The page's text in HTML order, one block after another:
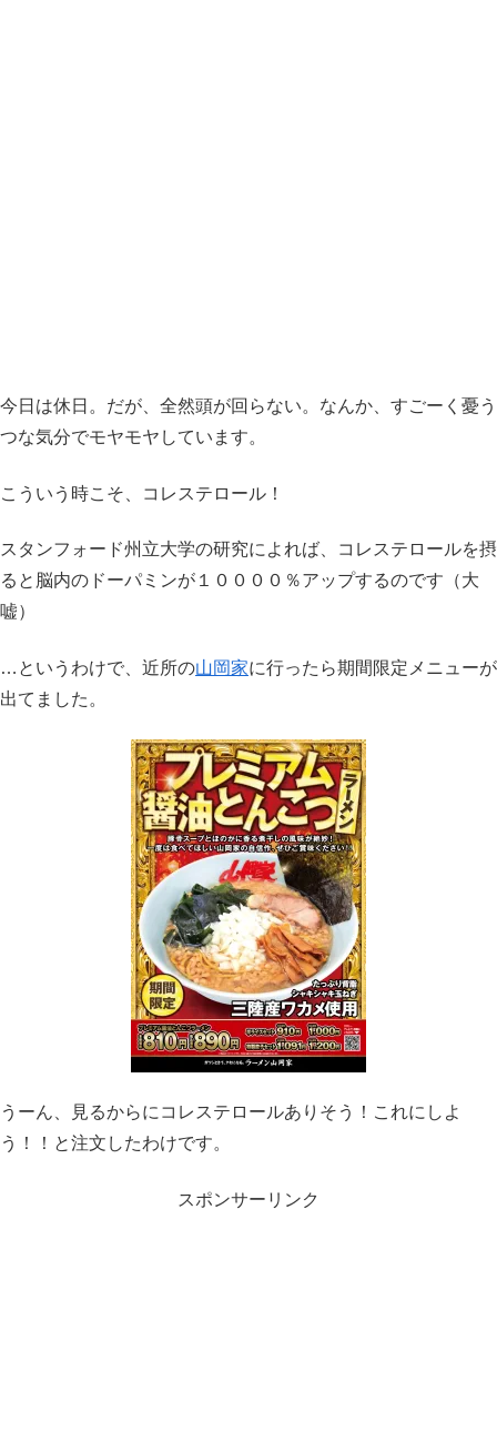
今日は休日。だが、全然頭が回らない。なんか、すごーく憂う
つな気分でモヤモヤしています。
こういう時こそ、コレステロール！
スタンフォード州立大学の研究によれば、コレステロールを摂
ると脳内のドーパミンが１００００％アップするのです（大
嘘）
…というわけで、近所の山岡家に行ったら期間限定メニューが
出てました。
うーん、見るからにコレステロールありそう！これにしよ
う！！と注文したわけです。
スポンサーリンク